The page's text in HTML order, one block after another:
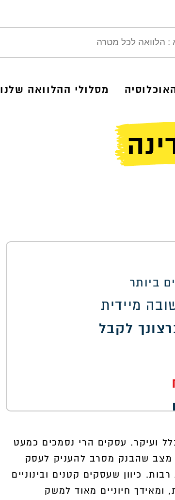
מסלולי ההלוואה שלנו
ביותר
מיידית
לקבל
3,000
ועיקר. עסקים הרי נסמכים כמעט
מצב שהבנק מסרב להעניק לעסק
כיוון שעסקים קטנים ובינוניים
חיוניים מאוד למשק